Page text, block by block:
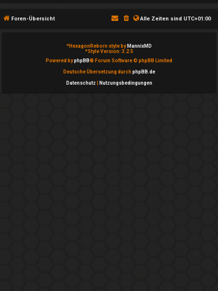
SForen-Übersicht Alle Zeiten sind UTC+01:00
*HexagonReborn style by MannixMD
*Style Version: 3.2.5
Powered byphpBB® Forum Software © phpBB Limited
Deutsche Übersetzung durch phpBB.de
Datenschutz Nutzungsbedingungen